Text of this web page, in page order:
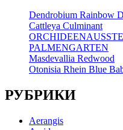
Dendrobium Rainbow
Cattleya Culminant
PALMENGARTEN
Masdevallia Redwood
Otonisia Rhein Blue
РУБРИКИ
Aerangis